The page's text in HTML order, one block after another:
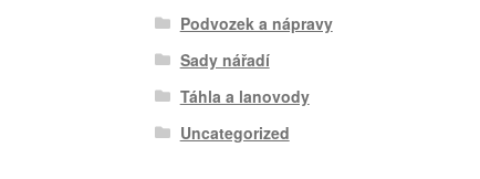
Podvozek a nápravy
Sady nářadí
Táhla a lanovody
Uncategorized